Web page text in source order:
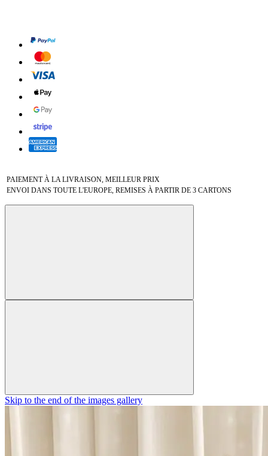
PAIEMENT À LA LIVRAISON, MEILLEUR PRIX
ENVOI DANS TOUTE L'EUROPE, REMISES À PARTIR DE 3 CARTONS
Skip to the end of the images gallery